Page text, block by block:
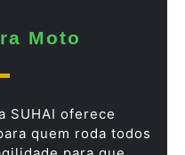
Moto
SUHAI oferece
quem roda todos